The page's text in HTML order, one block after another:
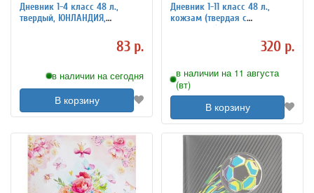
Дневник 1-4 класс 48 л.,
твердый, ЮНЛАНДИЯ,
83 р.
в наличии на сегодня
В корзину
Дневник 1-11 класс 48 л.,
кожзам (твердая с
поролоном), печать,
наклейки, ЮНЛАНДИЯ,320 р.
в наличии на 11 августа
(вт)
В корзину